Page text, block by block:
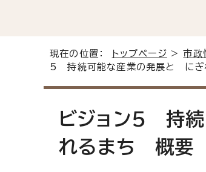
現在の位置： トップページ >市政
5 持続可能な産業の発展と にぎ
ビジョン5 持
れるまち 概要